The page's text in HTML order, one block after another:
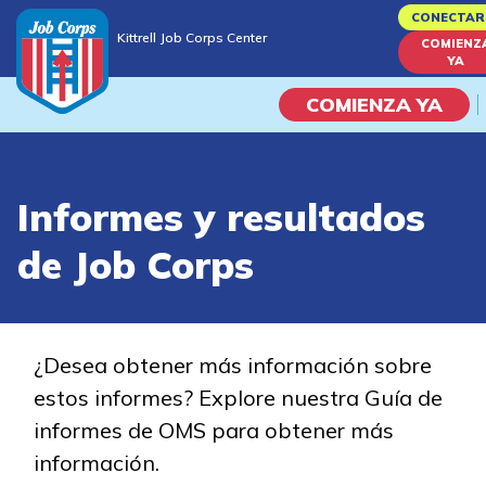
to
content
Kittrell Job Corps Center
YA
COMIENZA YA
Vida En El Campus
Habilidades académicas
Estudiar
Programas de
Informes y resultados
de Job Corps
¿Desea obtener más información sobre
estos informes? Explore nuestra Guía de
informes de OMS para obtener más
información.